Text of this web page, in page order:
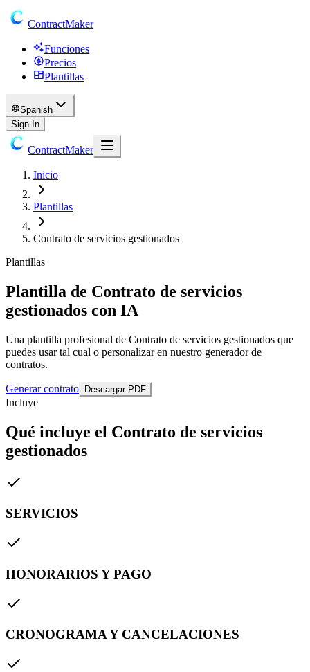
ContractMaker
Funciones
Precios
Plantillas
Spanish
Sign In
ContractMaker
Inicio
Plantillas
Contrato de servicios gestionados
Plantillas
Plantilla de Contrato de servicios
gestionados con IA
Una plantilla profesional de Contrato de servicios gestionados que
puedes usar tal cual o personalizar en nuestro generador de
contratos.
Generar contrato Descargar PDF
Incluye
Qué incluye el Contrato de servicios
gestionados
SERVICIOS
HONORARIOS Y PAGO
CRONOGRAMA Y CANCELACIONES